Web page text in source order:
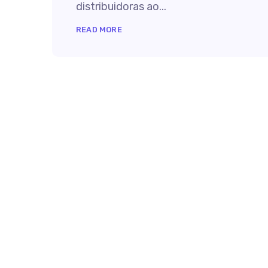
distribuidoras ao...
READ MORE